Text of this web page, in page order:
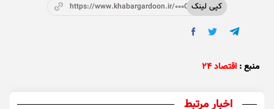
کپی لینکhttps://www.khabargardoon.ir/000OyW
منبع : اقتصاد ۲۴
اخبار مرتبط